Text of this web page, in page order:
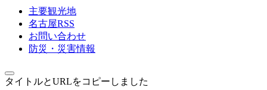
主要観光地
名古屋RSS
お問い合わせ
防災・災害情報
タイトルとURLをコピーしました